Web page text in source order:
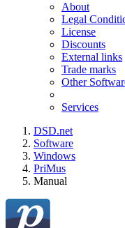
About
Legal
License
Discounts
External links
Trade marks
Other
Services
DSD.net
Software
Windows
PriMus
Manual